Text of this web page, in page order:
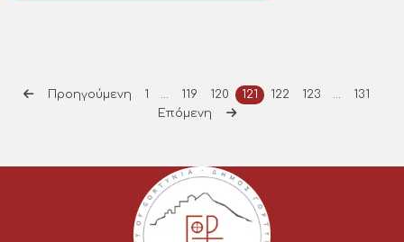
Προηγούμενη 1 119 120 121 122 123
131
Επόμενη